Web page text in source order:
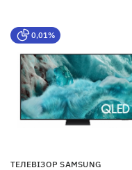
0,01%
ТЕЛЕВІЗОР SAMSUNG